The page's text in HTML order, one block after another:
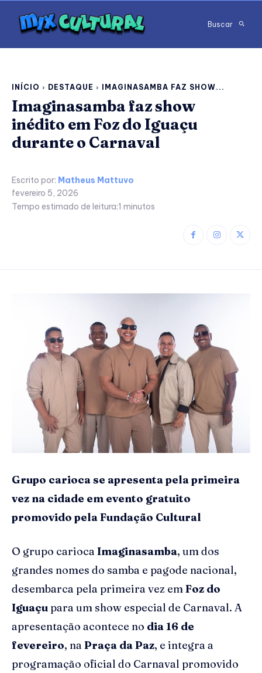
Buscar
INÍCIO DESTAQUE IMAGINASAMBA FAZ SHOW...
Imaginasamba faz show
inédito em Foz do Iguaçu
durante o Carnaval
Escrito por: Matheus Mattuvo
fevereiro 5, 2026
Tempo estimado de leitura:1 minutos
Grupo carioca se apresenta pela primeira
vez na cidade em evento gratuito
promovido pela Fundação Cultural
O grupo carioca Imaginasamba, um dos
grandes nomes do samba e pagode nacional,
desembarca pela primeira vez emFoz do
Iguaçu para um show especial de Carnaval. A
apresentação acontece no dia 16 de
fevereiro, na Praça da Paz, e integra a
programação oficial do Carnaval promovido